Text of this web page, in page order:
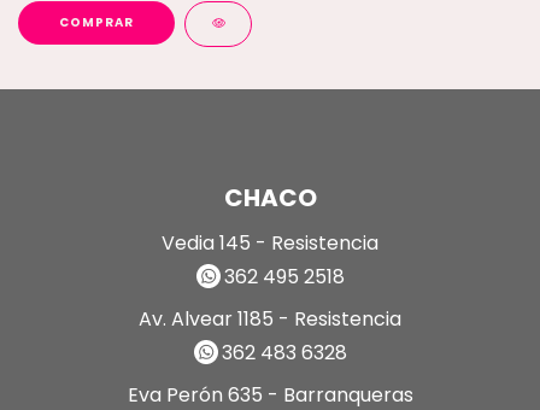
COMPRAR
CHACO
Vedia 145 - Resistencia
362 495 2518
Av. Alvear 1185 - Resistencia
362 483 6328
Eva Perón 635 - Barranqueras